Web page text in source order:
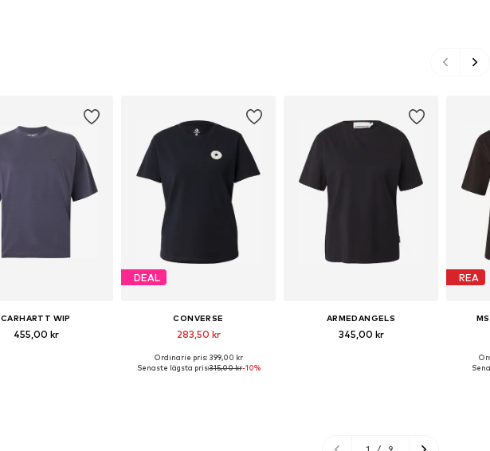
CARHARTT WIP
455,00 kr
DEAL
CONVERSE
283,50 kr
Tillgängliga storlekar: XS, S, M, L
Ordinarie pris: 399,00 kr
Senaste lägsta pris:315,00 kr-10%
ARMEDANGELS
345,00 kr
REA
1 / 9